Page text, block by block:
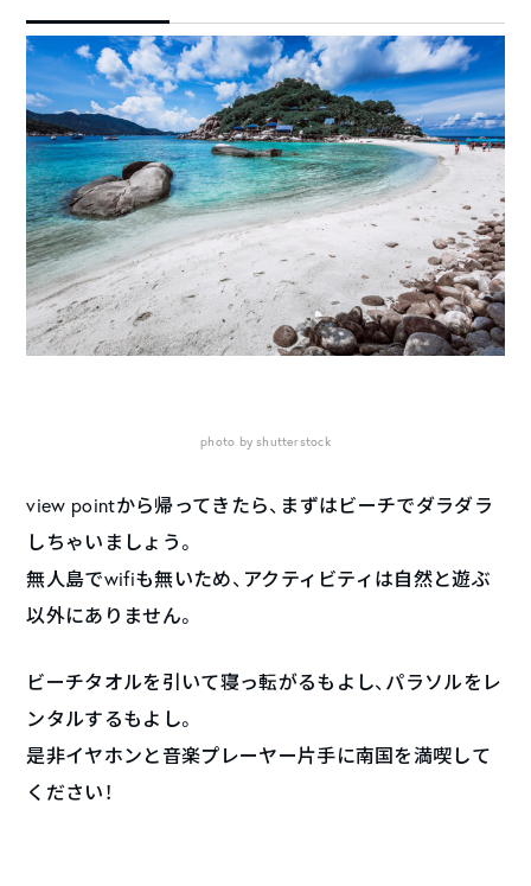
photo by shutterstock
view pointから帰ってきたら、まずはビーチでダラダラ
しちゃいましょう。
無人島でwifiも無いため、アクティビティは自然と遊ぶ
以外にありません。
ビーチタオルを引いて寝っ転がるもよし、パラソルをレ
ンタルするもよし。
是非イヤホンと音楽プレーヤー片手に南国を満喫して
ください！